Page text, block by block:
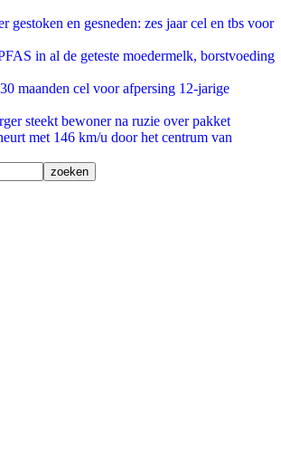
gestoken en gesneden: zes jaar cel en tbs voor
in al de geteste moedermelk, borstvoeding
maanden cel voor afpersing 12-jarige
steekt bewoner na ruzie over pakket
met 146 km/u door het centrum van